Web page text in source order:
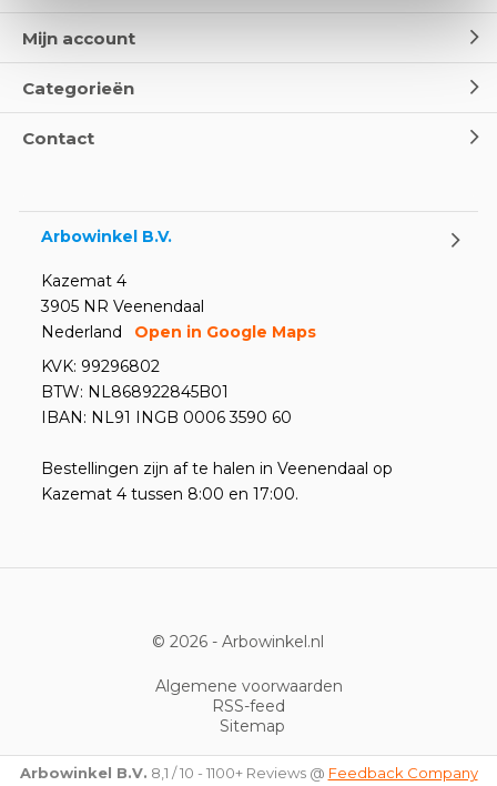
Mijn account
Categorieën
Contact
Arbowinkel B.V.
Kazemat 4
3905 NR Veenendaal
Nederland
Open in Google Maps
KVK: 99296802
BTW: NL868922845B01
IBAN: NL91 INGB 0006 3590 60
Bestellingen zijn af te halen in Veenendaal op
Kazemat 4 tussen 8:00 en 17:00.
© 2026 - Arbowinkel.nl
Algemene voorwaarden
RSS-feed
Sitemap
Arbowinkel B.V. 8,1 /10 - 1100+ Reviews @ Feedback Company